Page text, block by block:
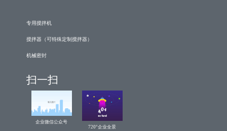
专用搅拌机
搅拌器（可特殊定制搅拌器）
机械密封
扫一扫
企业微信公众号
720°企业全景